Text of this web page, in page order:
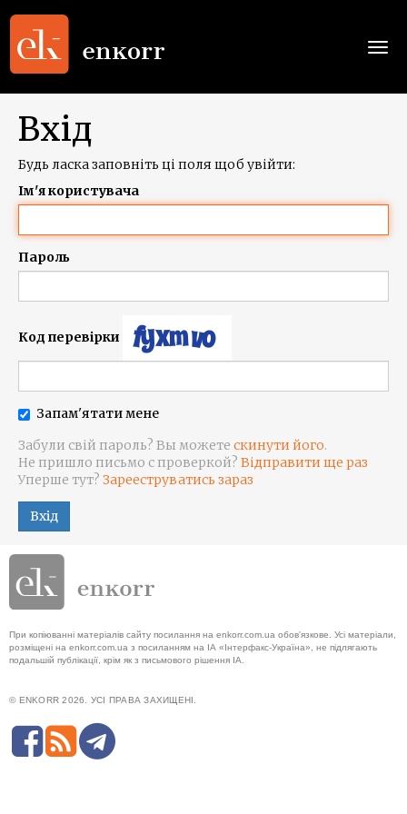
Вхід
Будь ласка заповніть ці поля щоб увійти:
Ім'я користувача
Пароль
Код перевірки
Запам'ятати мене
Забули свій пароль? Вы можете скинути його.
Не пришло письмо с проверкой? Відправити ще раз
Уперше тут? Зарееструватись зараз
Вхід
При копіюванні матеріалів сайту посилання на enkorr.com.ua обов'язкове. Усі матеріали,
розміщені на enkorr.com.ua з посиланням на ІА «Інтерфакс-Україна», не підлягають
подальшій публікації, крім як з письмового рішення ІА.
© ENKORR 2026. УСІ ПРАВА ЗАХИЩЕНІ.